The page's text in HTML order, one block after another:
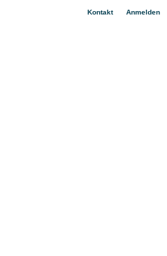
Kontakt| Anmelden